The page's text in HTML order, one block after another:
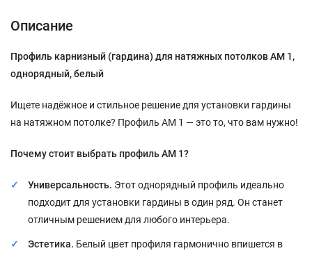
Описание
Профиль карнизный (гардина) для натяжных потолков АМ 1,
однорядный, белый
Ищете надёжное и стильное решение для установки гардины
на натяжном потолке? Профиль АМ 1 — это то, что вам нужно!
Почему стоит выбрать профиль АМ 1?
Универсальность. Этот однорядный профиль идеально
подходит для установки гардины в один ряд. Он станет
отличным решением для любого интерьера.
Эстетика. Белый цвет профиля гармонично впишется в